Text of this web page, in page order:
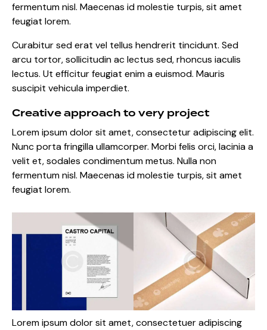
fermentum nisl. Maecenas id molestie turpis, sit amet
feugiat lorem.
Curabitur sed erat vel tellus hendrerit tincidunt. Sed
arcu tortor, sollicitudin ac lectus sed, rhoncus iaculis
lectus. Ut efficitur feugiat enim a euismod. Mauris
suscipit vehicula imperdiet.
Creative approach to very project
Lorem ipsum dolor sit amet, consectetur adipiscing elit.
Nunc porta fringilla ullamcorper. Morbi felis orci, lacinia a
velit et, sodales condimentum metus. Nulla non
fermentum nisl. Maecenas id molestie turpis, sit amet
feugiat lorem.
Lorem ipsum dolor sit amet, consectetuer adipiscing